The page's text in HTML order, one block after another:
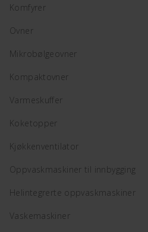
Komfyrer
Ovner
Mikrobølgeovner
Kompaktovner
Varmeskuffer
Koketopper
Kjøkkenventilator
Oppvaskmaskiner til innbygging
Helintegrerte oppvaskmaskiner
Vaskemaskiner